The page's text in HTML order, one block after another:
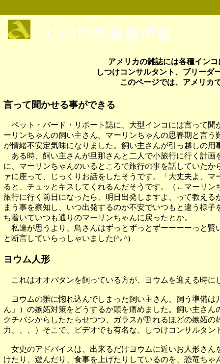
USA飼鳥最新情報
アメリカの雑誌には各種イン
しつけコンサルタント、ブリーダ
このページでは、アメリカ
言って聞かせる事ができる
ペット・バード・リポート誌に、大型インコには言って聞
ーリンちゃんの飼い主さん。マーリンちゃんの思春期と言
が情緒不安定気味になりました。飼い主さんが引っ越しの
ある時、飼い主さんが旦那さんと二人で小旅行に行く計画
に、マーリンちゃんのいるところで旅行の事を話していた
ァに座って、じっくりお話をしたそうです。「大丈夫よ、
ると、チュッとキスしてくれるんだそうです。（←マーリ
旅行に行く前日になったら、明日出発しますよ、って教え
まう事を察知し、いつ出発するのか不安でいつもと違う様
ち着いていつも通りのマーリンちゃんに戻ったとか。
私達が思うより、鳥さんはずっとずっとずーーーーっと賢
と断言していらっしゃいました(^｡^)
ヨウム人形
これはオオバタンを飼っている方が、ヨウムを迎える時に
ヨウムの雛に惚れ込んでしまった飼い主さん、飼う準備は
ん」）の嫉妬対策をどうするか頭を痛めました。飼い主さ
クチバシからしたたらせつつ、ガラスが割れるほどの嫉妬
力、、、）そこで、ビデオでも有名な、しつけコンサルタ
女史のアドバイスは、出来るだけヨウムに近いお人形さん
けたり、遊んだり、食事を上げたりしているのを、恐竜ち